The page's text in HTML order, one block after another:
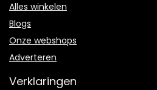
Alles winkelen
Blogs
Onze webshops
Adverteren
Verklaringen